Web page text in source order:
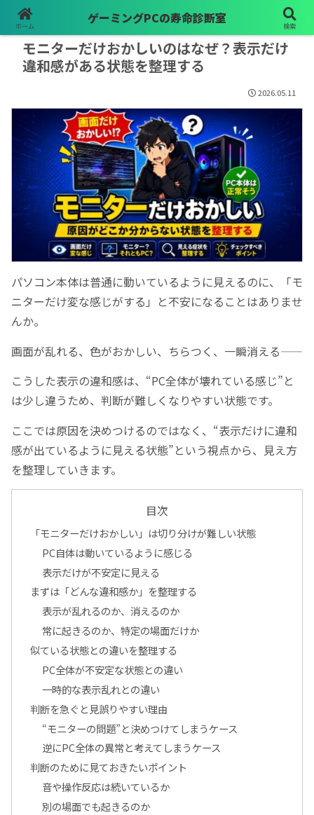
PR
モニターだけおかしいのはなぜ？表示だけ
違和感がある状態を整理する
2026.05.11
パソコン本体は普通に動いているように見えるのに、「モ
ニターだけ変な感じがする」と不安になることはありませ
んか。
画面が乱れる、色がおかしい、ちらつく、一瞬消える――
こうした表示の違和感は、“PC全体が壊れている感じ”と
は少し違うため、判断が難しくなりやすい状態です。
ここでは原因を決めつけるのではなく、“表示だけに違和
感が出ているように見える状態”という視点から、見え方
を整理していきます。
目次
「モニターだけおかしい」は切り分けが難しい状態
PC自体は動いているように感じる
表示だけが不安定に見える
まずは「どんな違和感か」を整理する
表示が乱れるのか、消えるのか
常に起きるのか、特定の場面だけか
似ている状態との違いを整理する
PC全体が不安定な状態との違い
一時的な表示乱れとの違い
判断を急ぐと見誤りやすい理由
“モニターの問題”と決めつけてしまうケース
逆にPC全体の異常と考えてしまうケース
判断のために見ておきたいポイント
音や操作反応は続いているか
別の場面でも起きるのか
ホーム
ゲーミングPCの寿命診断室
検索